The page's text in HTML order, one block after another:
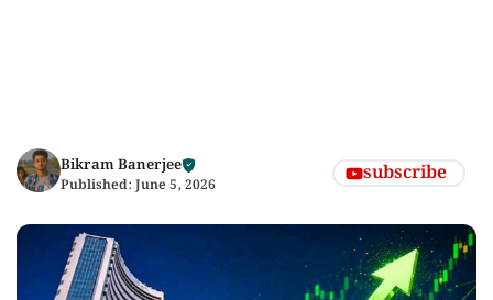
Bikram Banerjee
Published: June 5, 2026 subscribe